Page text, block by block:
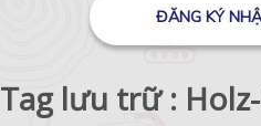
ĐĂNG KÝ
Tag lưu trữ :